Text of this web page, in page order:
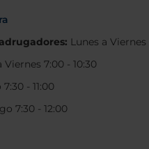
Lunes a
Viernes 7:00 - 10:30
- 11:00
7:30 - 12:00